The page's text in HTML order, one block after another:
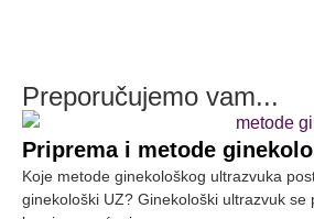
Preporučujemo vam...
Priprema i metode
Koje metode ginekološkog ultrazvuka
ginekološki UZ? Ginekološki ultrazvuk